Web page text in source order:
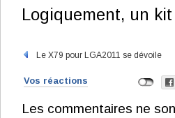
Logiquement, un
Le X79 pour LGA2011 se dévoile
Vos réactions
Les commentaires ne